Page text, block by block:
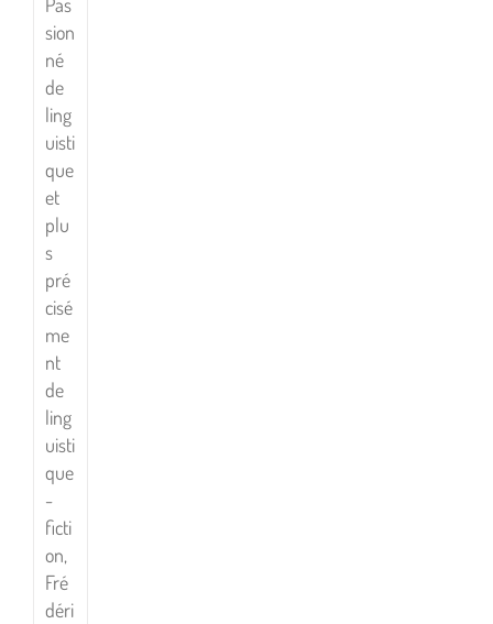
sion
né
de
ling
uisti
que
et
plu
s
pré
cisé
me
nt
de
ling
uisti
que
-
ficti
on,
Fré
déri